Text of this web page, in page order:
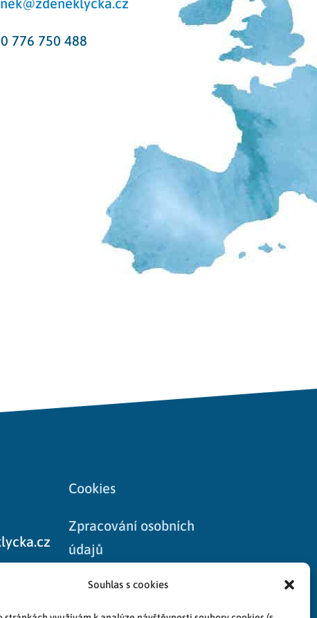
Souhlas s cookies
776 750 488
Cookies
Zpracování osobních
údajů